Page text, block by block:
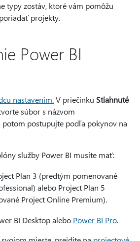
typy zostáv, ktoré vám pomôžu
projekty.
Power BI
nastavením.V priečinku Stiahnuté
súbor s názvom
potom postupujte podľa pokynov na
služby Power BI musíte mať:
Plan 3 (predtým pomenované
alebo Project Plan 5
Project Online Premium).
BI Desktop alebo Power BI Pro.